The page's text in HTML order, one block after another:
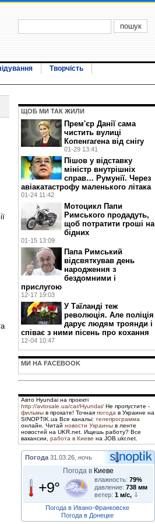
Творчість
ЩОБ МИ ТАК ЖИЛИ
Прем'єр Данії сама
чистить вулиці
Копенгагена від снігу
01-29 13:41
Пішов у відставку
міністр внутрішніх
справ… Румунії. Через
авіакатастрофу маленького літака
01-24 11:42
Мотоцикл Папи
Римського продадуть,
щоб потратити гроші на
бідних
01-15 13:09
Папа Римський
відсвяткував день
народження з
бездомними і
прислугою
12-17 19:03
У Таїланді теж
революція. Але поліція
дарує людям троянди і
співає з ними пісень про кохання
12-04 10:47
МИ НА FACEBOOK
Авто Hyundai на проекті
http://avtosale.ua/car/Hyundai/ Не пропустите -
фильмы в прокате! Точная погода в Украине на
SINOPTIK.ua Все каналы: телепрограмма
онлайн. Читай новости Украины в ленте
новостей на UKR.net. Ищешь работу? Все
вакансии, работа в Киеве на JOB.ukr.net.
Погода 31.03.26, ночь
Погода в Киеве
+9° влажность: 79%
давление: 738 мм
ветер: 1 м/с,
Погода в Ивано-Франковске
Погода в Донецке